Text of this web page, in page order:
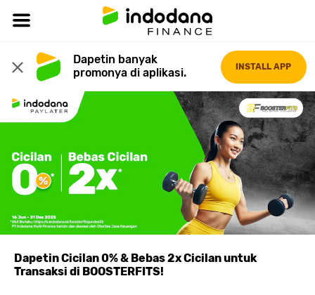
Dapetin banyak
promonya di aplikasi.
INSTALL APP
Dapetin Cicilan 0% & Bebas 2x Cicilan untuk
Transaksi di BOOSTERFITS!